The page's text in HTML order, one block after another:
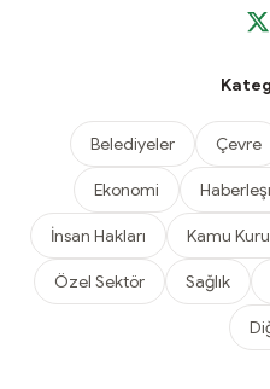
Belediyeler Çevre
Ekonomi
İnsan Hakları Kamu
Özel Sektör Sağlık